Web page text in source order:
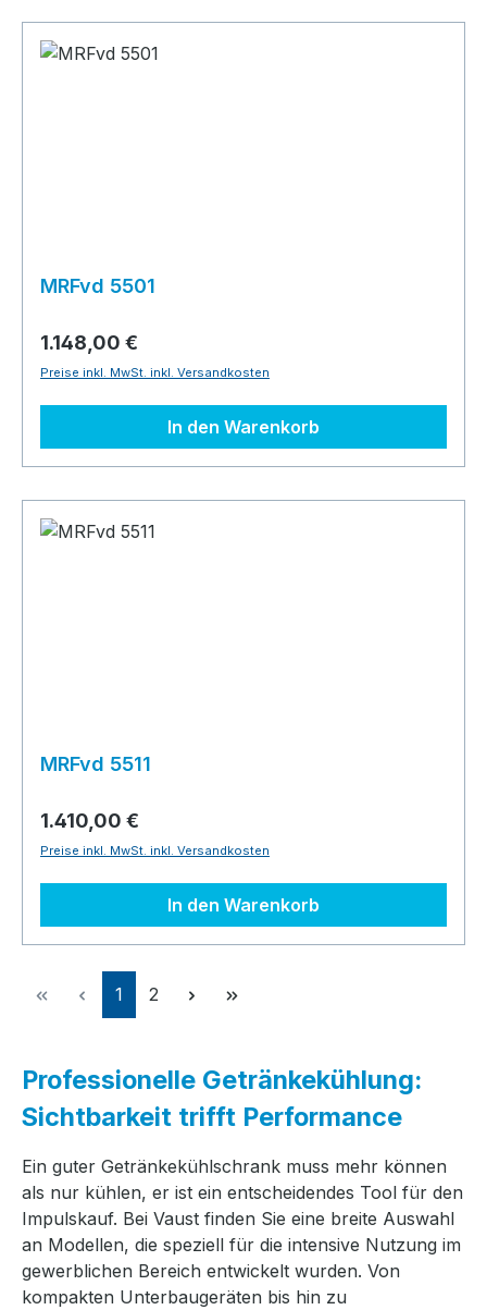
MRFvd 5501
1.148,00 €
Preise inkl. MwSt. inkl. Versandkosten
In den Warenkorb
MRFvd 5511
1.410,00 €
Preise inkl. MwSt. inkl. Versandkosten
In den Warenkorb
Seite
1 Seite
2
Professionelle Getränkekühlung:
Sichtbarkeit trifft Performance
Ein guter Getränkekühlschrank muss mehr können
als nur kühlen, er ist ein entscheidendes Tool für den
Impulskauf. Bei Vaust finden Sie eine breite Auswahl
an Modellen, die speziell für die intensive Nutzung im
gewerblichen Bereich entwickelt wurden. Von
kompakten Unterbaugeräten bis hin zu